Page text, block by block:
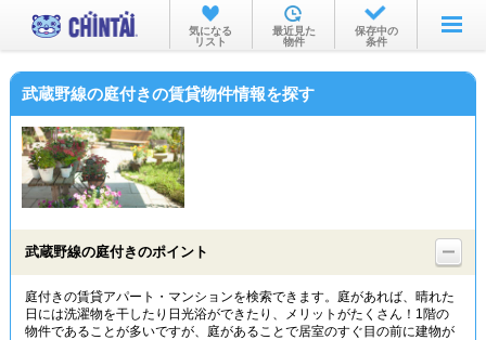
お部屋を探す
沿線・駅から
物件特集から
TOP
気になる
リスト
最近見た
物件
保存中の
条件
武蔵野線の庭付きの賃貸物件情報を探す
武蔵野線の庭付きのポイント
庭付きの賃貸アパート・マンションを検索できます。庭があれば、晴れた
日には洗濯物を干したり日光浴ができたり、メリットがたくさん！1階の
物件であることが多いですが、庭があることで居室のすぐ目の前に建物が